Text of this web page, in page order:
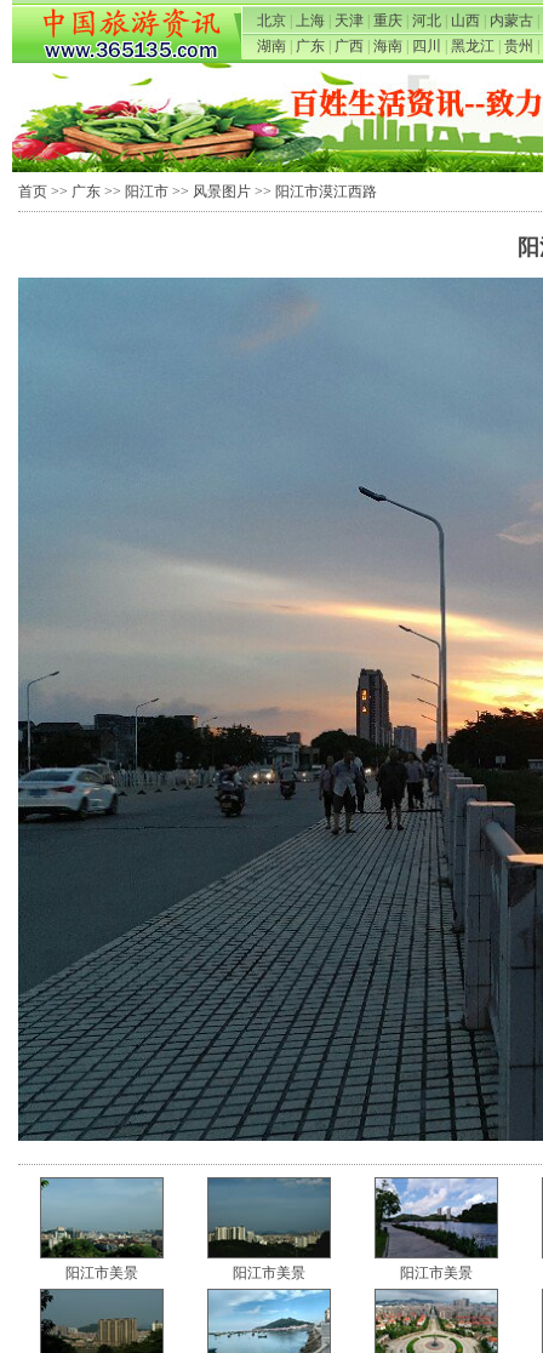
北京 上海 天津 重庆 河北 山西 内蒙古
湖南
广东 广西 海南 四川 黑龙江 贵州
首页 >> 广东 >> 阳江市 >> 风景图片 >> 阳江市漠江西路
阳江市美景 阳江市美景 阳江市美景